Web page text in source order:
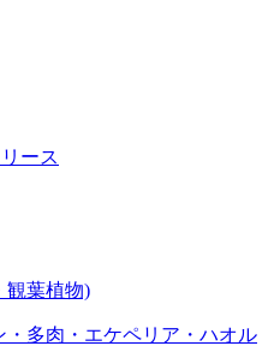
ース
観葉植物)
・多肉・エケペリア・ハオル